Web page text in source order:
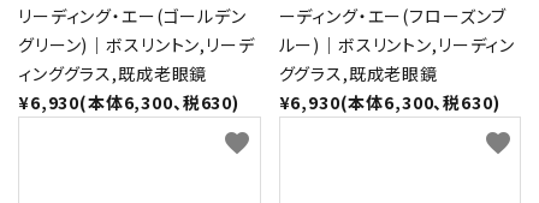
リーディング・エー(ゴールデン
グリーン)｜ボスリントン,リーデ
ィンググラス,既成老眼鏡
¥6,930(本体6,300、税630)
ーディング・エー(フローズンブ
ルー)｜ボスリントン,リーディン
ググラス,既成老眼鏡
¥6,930(本体6,300、税630)
favorite favorite